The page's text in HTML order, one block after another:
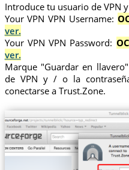
Introduce tu usuario de VPN
Your VPN VPN Username:
ver.
Your VPN VPN Password:
ver.
Marque "Guardar en
de VPN y / o la
conectarse a Trust.Zone.